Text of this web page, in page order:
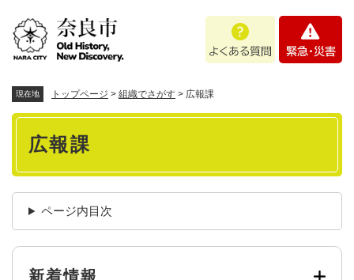
あ
問
・
現在地 トップページ > 組織でさがす > 広報課
本
広報課
ページ内目次
新着情報